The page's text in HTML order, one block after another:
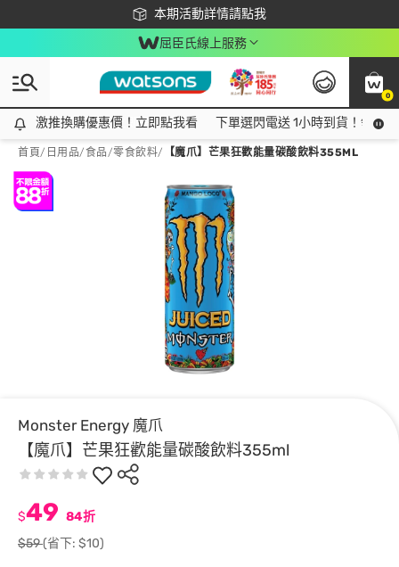
本期活動詳情請點我
下載app最高回饋$350
屈臣氏線上服務
0
激推換購優惠價！立即點我看
激推換購優惠價！立即點我看 下單選閃電送 1小時到貨！領神
首頁/ 日用品/食品/零食飲料/ 【魔爪】芒果狂歡能量碳酸飲料355ML
Monster Energy 魔爪
【魔爪】芒果狂歡能量碳酸飲料355ml
$49 84折
$59(省下: $10)